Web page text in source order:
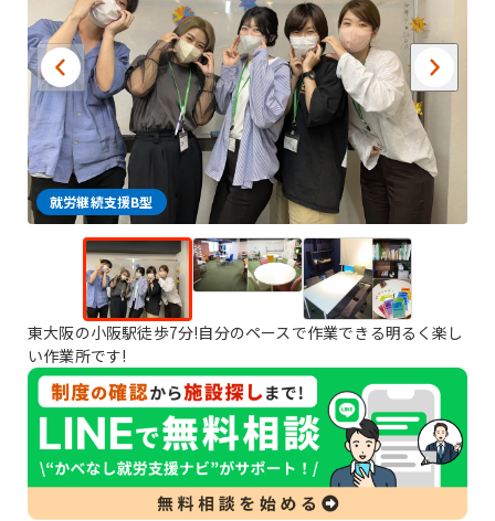
就労継続支援B型
東大阪の小阪駅徒歩7分!自分のペースで作業できる明るく楽し
い作業所です!